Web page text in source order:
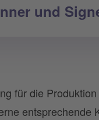
und
für die
entsprechende